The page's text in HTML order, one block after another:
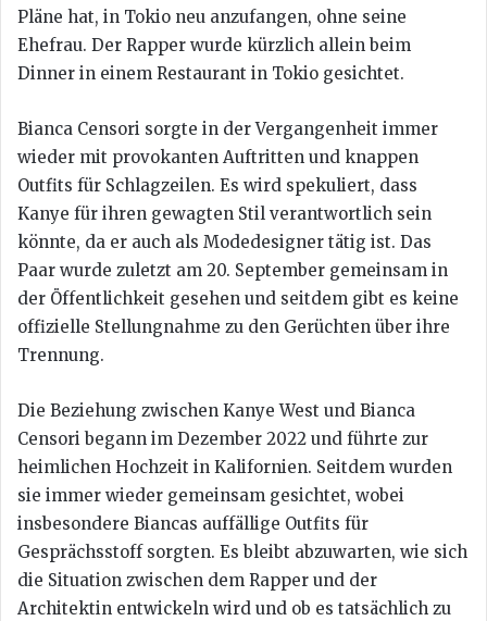
Pläne hat, in Tokio neu anzufangen, ohne seine
Ehefrau. Der Rapper wurde kürzlich allein beim
Dinner in einem Restaurant in Tokio gesichtet.
Bianca Censori sorgte in der Vergangenheit immer
wieder mit provokanten Auftritten und knappen
Outfits für Schlagzeilen. Es wird spekuliert, dass
Kanye für ihren gewagten Stil verantwortlich sein
könnte, da er auch als Modedesigner tätig ist. Das
Paar wurde zuletzt am 20. September gemeinsam in
der Öffentlichkeit gesehen und seitdem gibt es keine
offizielle Stellungnahme zu den Gerüchten über ihre
Trennung.
Die Beziehung zwischen Kanye West und Bianca
Censori begann im Dezember 2022 und führte zur
heimlichen Hochzeit in Kalifornien. Seitdem wurden
sie immer wieder gemeinsam gesichtet, wobei
insbesondere Biancas auffällige Outfits für
Gesprächsstoff sorgten. Es bleibt abzuwarten, wie sich
die Situation zwischen dem Rapper und der
Architektin entwickeln wird und ob es tatsächlich zu